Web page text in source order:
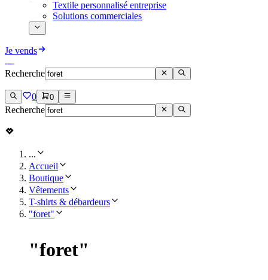
Textile personnalisé entreprise
Solutions commerciales
Je vends
Recherche
0 0
Recherche
...
Accueil
Boutique
Vêtements
T-shirts & débardeurs
"foret"
"foret"